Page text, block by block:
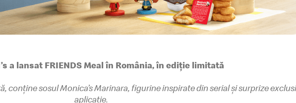
McDelivery >
a lansat FRIENDS Meal în România, în ediție limitată
conține sosul Monica’s Marinara, figurine inspirate din serial și surprize
aplicație.